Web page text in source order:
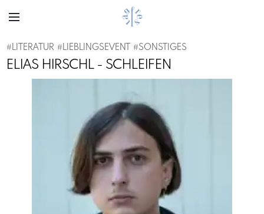
#LITERATUR #LIEBLINGSEVENT #SONSTIGES
ELIAS HIRSCHL - SCHLEIFEN
Previous